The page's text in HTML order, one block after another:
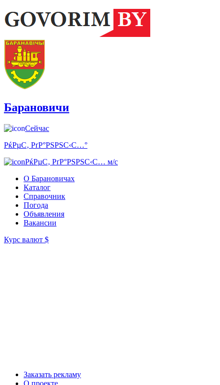
Барановичи
Сейчас
РќРµС‚ РґР°РЅРЅС‹С…°
РќРµС‚ РґР°РЅРЅС‹С… м/с
О Барановичах
Каталог
Справочник
Погода
Объявления
Вакансии
Курс валют $
Заказать рекламу
О проекте